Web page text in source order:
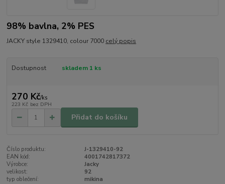
98% bavlna, 2% PES
JACKY style 1329410, colour 7000 celý popis
Dostupnost skladem 1 ks
270 Kč/ks
223 Kč bez DPH
Přidat do košíku
Číslo produktu:
J-1329410-92
EAN kód:
4001742817372
Výrobce:
Jacky
velikost:
92
typ oblečení:
mikina